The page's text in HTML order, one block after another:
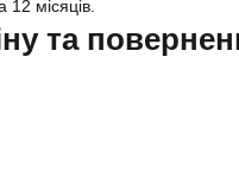
12 місяців.
та